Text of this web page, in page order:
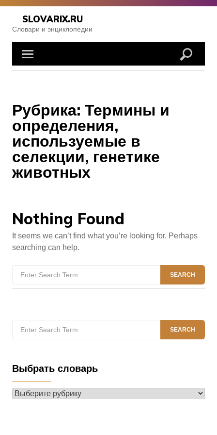
Skip
content
SLOVARIX.RU
Словари и энциклопедии
Рубрика: Термины и
определения,
используемые в
селекции, генетике
животных
Nothing Found
It seems we can’t find what you’re looking for. Perhaps
searching can help.
SEARCH
for:
SEARCH
Выбрать словарь
Выбрать